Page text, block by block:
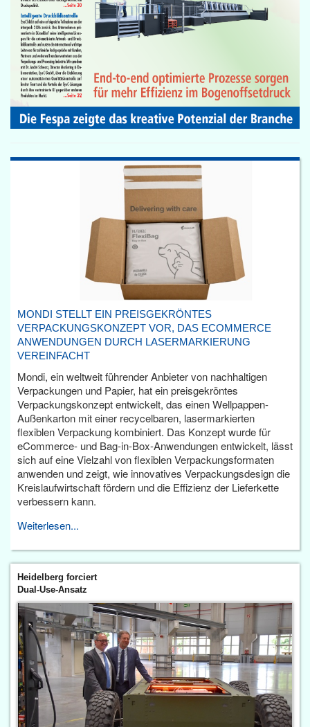
MONDI STELLT EIN PREISGEKRÖNTES
VERPACKUNGSKONZEPT VOR, DAS ECOMMERCE
ANWENDUNGEN DURCH LASERMARKIERUNG
VEREINFACHT
Mondi, ein weltweit führender Anbieter von nachhaltigen
Verpackungen und Papier, hat ein preisgekröntes
Verpackungskonzept entwickelt, das einen Wellpappen-
Außenkarton mit einer recycelbaren, lasermarkierten
flexiblen Verpackung kombiniert. Das Konzept wurde für
eCommerce- und Bag-in-Box-Anwendungen entwickelt, lässt
sich auf eine Vielzahl von flexiblen Verpackungsformaten
anwenden und zeigt, wie innovatives Verpackungsdesign die
Kreislaufwirtschaft fördern und die Effizienz der Lieferkette
verbessern kann.
Weiterlesen...
Heidelberg forciert
Dual-Use-Ansatz